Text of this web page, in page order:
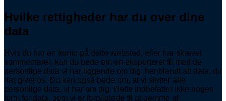
Hvilke rettigheder har du over dine
data
Hvis du har en konto på dette websted, eller har skrevet
kommentarer, kan du bede om en eksporteret fil med de
personlige data vi har liggende om dig, heriblandt alt data, du
har givet os. Du kan også bede om, at vi sletter alle
personlige data, vi har om dig. Dette indbefatter ikke nogen
form for data, som vi er forpligtede til at gemme af